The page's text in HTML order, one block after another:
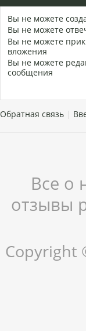
Вы не можете
Вы не можете
Вы не можете
вложения
Вы не можете
сообщения
Обратная связь
Все о
отзывы
Copyright